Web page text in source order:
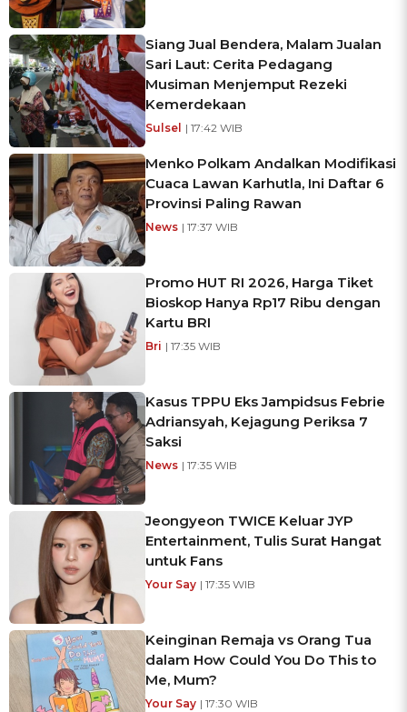
Siang Jual Bendera, Malam Jualan
Sari Laut: Cerita Pedagang
Musiman Menjemput Rezeki
Kemerdekaan
Sulsel | 17:42 WIB
Menko Polkam Andalkan Modifikasi
Cuaca Lawan Karhutla, Ini Daftar 6
Provinsi Paling Rawan
News | 17:37 WIB
Promo HUT RI 2026, Harga Tiket
Bioskop Hanya Rp17 Ribu dengan
Kartu BRI
Bri | 17:35 WIB
Kasus TPPU Eks Jampidsus Febrie
Adriansyah, Kejagung Periksa 7
Saksi
News | 17:35 WIB
Jeongyeon TWICE Keluar JYP
Entertainment, Tulis Surat Hangat
untuk Fans
Your Say | 17:35 WIB
Keinginan Remaja vs Orang Tua
dalam How Could You Do This to
Me, Mum?
Your Say | 17:30 WIB